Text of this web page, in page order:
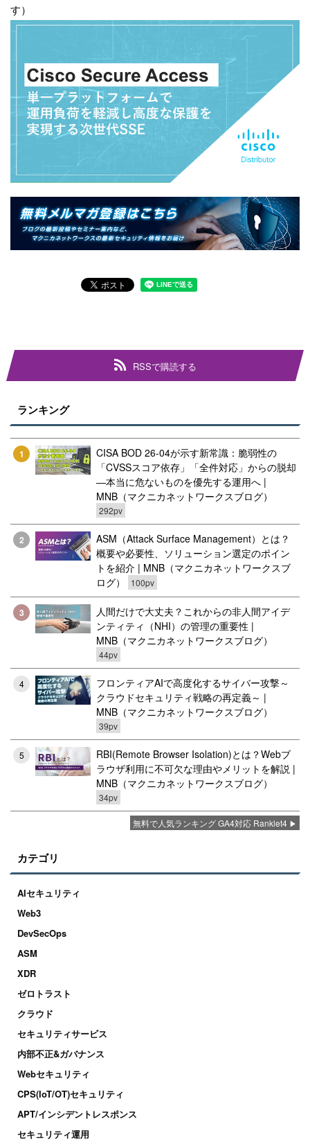
す）
RSSで購読する
ランキング
1
CISA BOD 26-04が示す新常識：脆弱性の
「CVSSスコア依存」「全件対応」からの脱却
―本当に危ないものを優先する運用へ |
MNB（マクニカネットワークスブログ）
292pv
2
ASM（Attack Surface Management）とは？
概要や必要性、ソリューション選定のポイン
トを紹介 | MNB（マクニカネットワークスブ
ログ）
100pv
3
人間だけで大丈夫？これからの非人間アイデ
ンティティ（NHI）の管理の重要性 |
MNB（マクニカネットワークスブログ）
44pv
4
フロンティアAIで高度化するサイバー攻撃～
クラウドセキュリティ戦略の再定義～ |
MNB（マクニカネットワークスブログ）
39pv
5
RBI(Remote Browser Isolation)とは？Webブ
ラウザ利用に不可欠な理由やメリットを解説 |
MNB（マクニカネットワークスブログ）
34pv
無料で人気ランキング GA4対応 Ranklet4
カテゴリ
AIセキュリティ
Web3
DevSecOps
ASM
XDR
ゼロトラスト
クラウド
セキュリティサービス
内部不正&ガバナンス
Webセキュリティ
CPS(IoT/OT)セキュリティ
APT/インシデントレスポンス
セキュリティ運用